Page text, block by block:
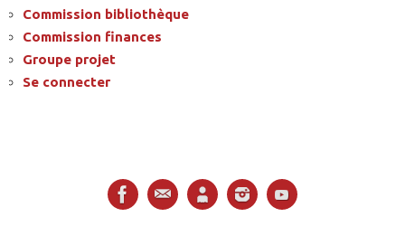
Commission bibliothèque
Commission finances
Groupe projet
Se connecter